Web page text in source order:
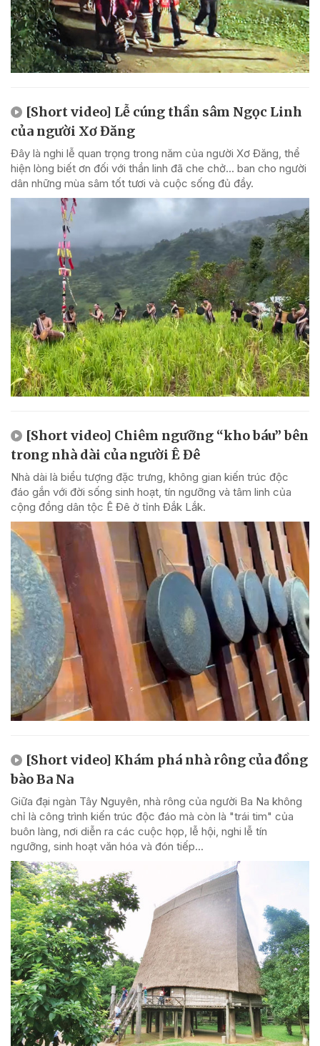
[Short video] Lễ cúng thần sâm Ngọc Linh
của người Xơ Đăng
Đây là nghi lễ quan trọng trong năm của người Xơ Đăng, thể
hiện lòng biết ơn đối với thần linh đã che chở... ban cho người
dân những mùa sâm tốt tươi và cuộc sống đủ đầy.
[Short video] Chiêm ngưỡng “kho báu” bên
trong nhà dài của người Ê Đê
Nhà dài là biểu tượng đặc trưng, không gian kiến trúc độc
đáo gắn với đời sống sinh hoạt, tín ngưỡng và tâm linh của
cộng đồng dân tộc Ê Đê ở tỉnh Đắk Lắk.
[Short video] Khám phá nhà rông của đồng
bào Ba Na
Giữa đại ngàn Tây Nguyên, nhà rông của người Ba Na không
chỉ là công trình kiến trúc độc đáo mà còn là "trái tim" của
buôn làng, nơi diễn ra các cuộc họp, lễ hội, nghi lễ tín
ngưỡng, sinh hoạt văn hóa và đón tiếp...